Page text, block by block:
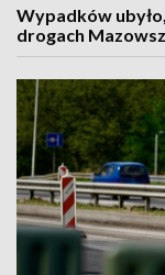
Wypadków
drogach